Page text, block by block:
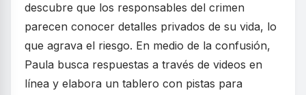
descubre que los responsables del crimen
parecen conocer detalles privados de su vida, lo
que agrava el riesgo. En medio de la confusión,
Paula busca respuestas a través de videos en
línea y elabora un tablero con pistas para